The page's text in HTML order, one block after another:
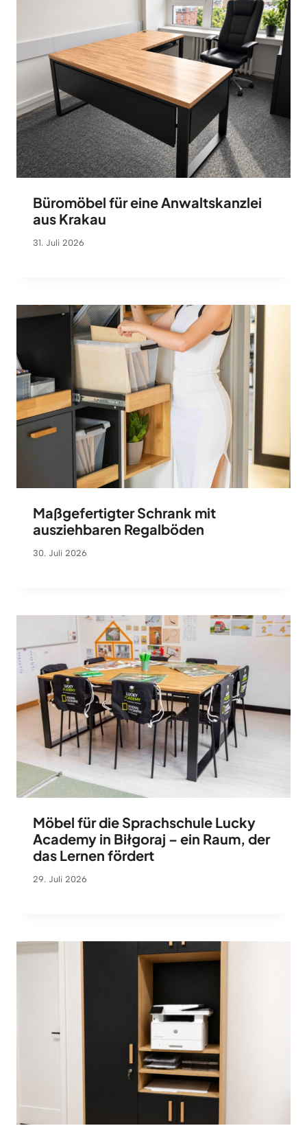
Büromöbel für eine Anwaltskanzlei
aus Krakau
31. Juli 2026
Maßgefertigter Schrank mit
ausziehbaren Regalböden
30. Juli 2026
Möbel für die Sprachschule Lucky
Academy in Biłgoraj – ein Raum, der
das Lernen fördert
29. Juli 2026